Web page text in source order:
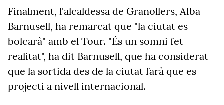
Finalment, l'alcaldessa de Granollers, Alba
Barnusell, ha remarcat que "la ciutat es
bolcarà" amb el Tour. "És un somni fet
realitat", ha dit Barnusell, que ha considerat
que la sortida des de la ciutat farà que es
projecti a nivell internacional.